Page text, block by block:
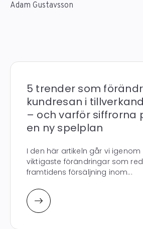
Adam Gustavsson
5 trender som
kundresan i
– och varför siffrorna
en ny spelplan
I den här artikeln går vi
viktigaste förändringar som
framtidens försäljning inom...